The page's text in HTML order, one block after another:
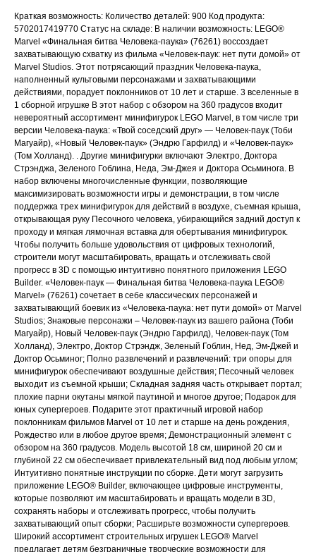
Краткая возможность: Количество деталей: 900 Код продукта:
5702017419770 Статус на складе: В наличии возможность: LEGO®
Marvel «Финальная битва Человека-паука» (76261) воссоздает
захватывающую схватку из фильма «Человек-паук: нет пути домой» от
Marvel Studios. Этот потрясающий праздник Человека-паука,
наполненный культовыми персонажами и захватывающими
действиями, порадует поклонников от 10 лет и старше. 3 вселенные в
1 сборной игрушке В этот набор с обзором на 360 градусов входит
невероятный ассортимент минифигурок LEGO Marvel, в том числе три
версии Человека-паука: «Твой соседский друг» — Человек-паук (Тоби
Магуайр), «Новый Человек-паук» (Эндрю Гарфилд) и «Человек-паук»
(Том Холланд). . Другие минифигурки включают Электро, Доктора
Стрэнджа, Зеленого Гоблина, Неда, Эм-Джея и Доктора Осьминога. В
набор включены многочисленные функции, позволяющие
максимизировать возможности игры и демонстрации, в том числе
поддержка трех минифигурок для действий в воздухе, съемная крыша,
открывающая руку Песочного человека, убирающийся задний доступ к
проходу и мягкая лямочная вставка для обертывания минифигурок.
Чтобы получить больше удовольствия от цифровых технологий,
строители могут масштабировать, вращать и отслеживать свой
прогресс в 3D с помощью интуитивно понятного приложения LEGO
Builder. «Человек-паук — Финальная битва Человека-паука LEGO®
Marvel» (76261) сочетает в себе классических персонажей и
захватывающий боевик из «Человека-паука: нет пути домой» от Marvel
Studios; Знаковые персонажи – Человек-паук из вашего района (Тоби
Магуайр), Новый Человек-паук (Эндрю Гарфилд), Человек-паук (Том
Холланд), Электро, Доктор Стрэндж, Зеленый Гоблин, Нед, Эм-Джей и
Доктор Осьминог; Полно развлечений и развлечений: три опоры для
минифигурок обеспечивают воздушные действия; Песочный человек
выходит из съемной крыши; Складная задняя часть открывает портал;
плохие парни окутаны мягкой паутиной и многое другое; Подарок для
юных супергероев. Подарите этот практичный игровой набор
поклонникам фильмов Marvel от 10 лет и старше на день рождения,
Рождество или в любое другое время; Демонстрационный элемент с
обзором на 360 градусов. Модель высотой 18 см, шириной 20 см и
глубиной 22 см обеспечивает привлекательный вид под любым углом;
Интуитивно понятные инструкции по сборке. Дети могут загрузить
приложение LEGO® Builder, включающее цифровые инструменты,
которые позволяют им масштабировать и вращать модели в 3D,
сохранять наборы и отслеживать прогресс, чтобы получить
захватывающий опыт сборки; Расширьте возможности супергероев.
Широкий ассортимент строительных игрушек LEGO® Marvel
предлагает детям безграничные творческие возможности для